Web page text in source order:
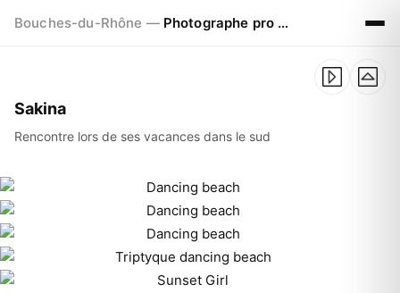
Bouches-du-Rhône — Photographe pro à Marseille - Aix - Avignon
Sakina
Rencontre lors de ses vacances dans le sud